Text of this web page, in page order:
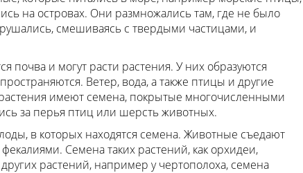
на островах. Они размножались там, где не было
смешиваясь с твердыми частицами, и
почва и могут расти растения. У них образуются
Ветер, вода, а также птицы и другие
имеют семена, покрытые многочисленными
за перья птиц или шерсть животных.
в которых находятся семена. Животные съедают
Семена таких растений, как орхидеи,
растений, например у чертополоха, семена